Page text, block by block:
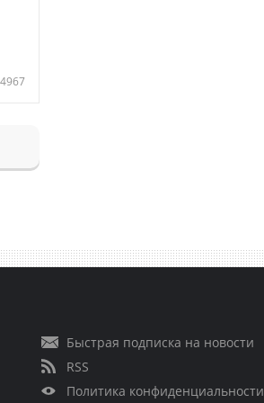
4967
Быстрая подписка на новости
RSS
Политика конфиденциальности